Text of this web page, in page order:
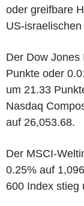
oder greifbare
US-
Der Dow Jones
Punkte oder
um 21.33
Nasdaq
auf 26,053.68.
Der MSCI-
0.25% auf
600 Index stieg